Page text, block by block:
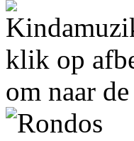
klik op
om naar